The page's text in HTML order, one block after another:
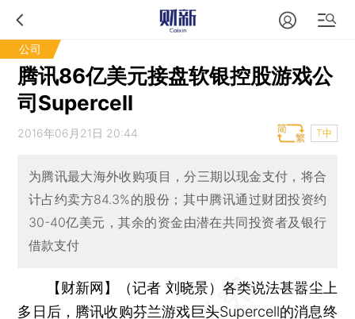
公司
腾讯86亿美元接盘软银控股游戏公
司Supercell
2016年06月21日 20:44 T中
为腾讯最大海外收购项目，分三期以现金支付，将合
计占约卖方84.3%的股份；其中腾讯通过财团投资约
30-40亿美元，其余的资金由潜在共同投资者及银行
借款支付
【财新网】（记者 刘晓景） 各类说法甚嚣尘上
多日后，腾讯收购芬兰游戏巨头Supercell的消息终